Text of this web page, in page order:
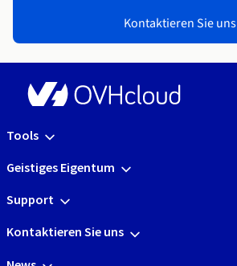
Kontaktieren Sie uns
Tools
Geistiges Eigentum
Support
Kontaktieren Sie uns